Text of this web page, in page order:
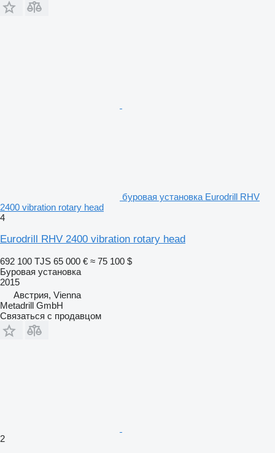
буровая установка Eurodrill RHV
2400 vibration rotary head
4
Eurodrill RHV 2400 vibration rotary head
692 100 TJS 65 000 € ≈ 75 100 $
Буровая установка
2015
Австрия, Vienna
Metadrill GmbH
Связаться с продавцом
2